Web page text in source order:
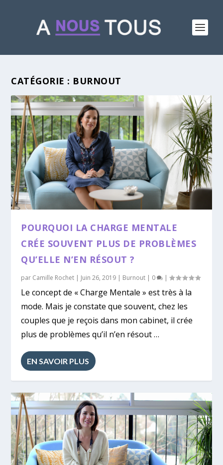
CATÉGORIE : BURNOUT
POURQUOI LA CHARGE MENTALE
CRÉE SOUVENT PLUS DE PROBLÈMES
QU’ELLE N’EN RÉSOUT ?
par Camille Rochet | Juin 26, 2019 | Burnout | 0 |
Le concept de « Charge Mentale » est très à la
mode. Mais je constate que souvent, chez les
couples que je reçois dans mon cabinet, il crée
plus de problèmes qu’il n’en résout …
EN SAVOIR PLUS